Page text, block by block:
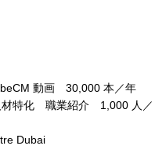
動画 30,000 本／年
特化 職業紹介 1,000 人／
Dubai